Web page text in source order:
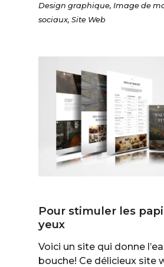
Design graphique, Image de
sociaux,Site Web
Pour stimuler les
yeux
Voici un site qui donne
bouche! Ce délicieux site